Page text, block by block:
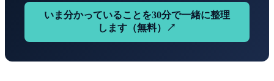
いま分かっていることを30分で一緒に整理
します（無料）↗